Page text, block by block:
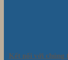
Kết nối với chúng